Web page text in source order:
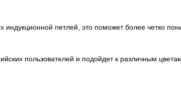
петлей, это поможет более четко
пользователей и подойдет к различным